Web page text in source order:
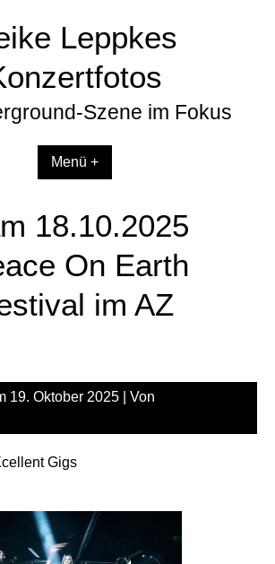
Leppkes
Szene im Fokus
Menü +
18.10.2025
On Earth
im AZ
19. Oktober 2025 | Von
Gigs